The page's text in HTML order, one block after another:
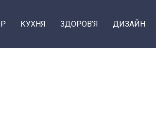
КУХНЯ ЗДОРОВ’Я ДИЗАЙН